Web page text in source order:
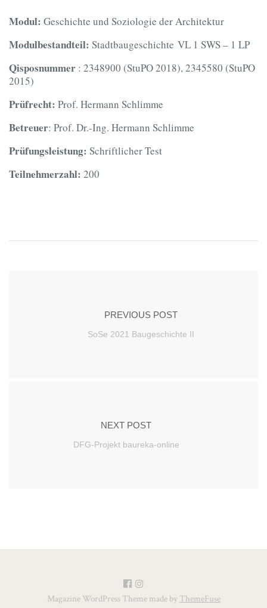
Modul: Geschichte und Soziologie der Architektur
Modulbestandteil: Stadtbaugeschichte VL 1 SWS – 1 LP
Qisposnummer : 2348900 (StuPO 2018), 2345580 (StuPO
2015)
Prüfrecht: Prof. Hermann Schlimme
Betreuer: Prof. Dr.-Ing. Hermann Schlimme
Prüfungsleistung: Schriftlicher Test
Teilnehmerzahl: 200
PREVIOUS POST
SoSe 2021 Baugeschichte II
NEXT POST
DFG-Projekt baureka-online
Magazine WordPress Theme made by ThemeFuse